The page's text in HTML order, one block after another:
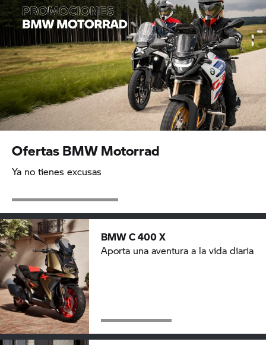
Ofertas BMW Motorrad
Ya no tienes excusas
BMW C 400 X
Aporta una aventura a la vida diaria